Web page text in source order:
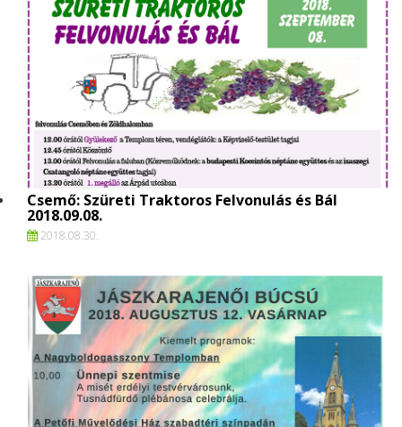
Csemő: Szüreti Traktoros Felvonulás és Bál
2018.09.08.
2018.08.30.